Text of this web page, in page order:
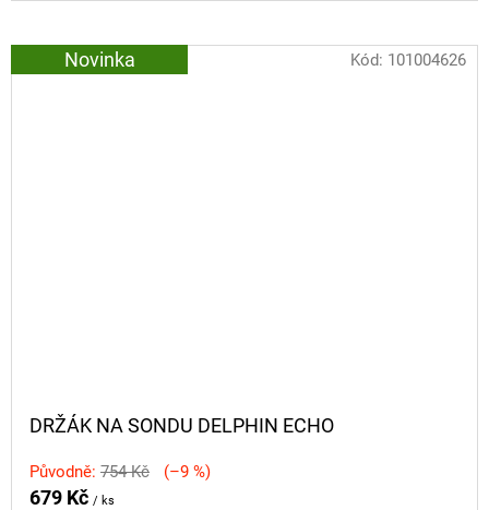
Novinka
DRŽÁK NA SONDU DELPHIN ECHO
Původně: 754 Kč (–9 %)
679 Kč / ks
Kód: 101004626